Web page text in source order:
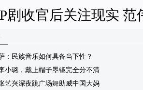
剧收官后关注现实
：民族音乐如何具备当下性？
小璐，戴上帽子墨镜完全分不清
艺兴深夜跳广场舞助威中国大妈